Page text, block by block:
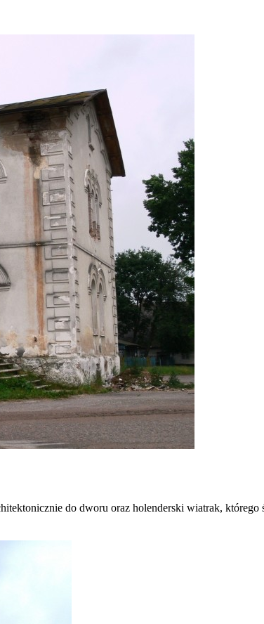
do dworu oraz holenderski wiatrak,